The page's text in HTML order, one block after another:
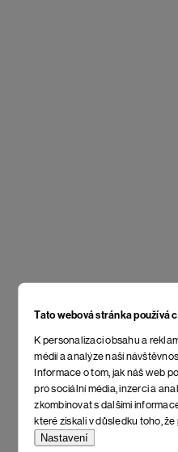
Tato webová stránka používá
K personalizaci obsahu a
médií a analýze naší
Informace o tom, jak náš web
pro sociální média, inzerci a
zkombinovat s dalšími
které získali v důsledku toho,
Nastavení